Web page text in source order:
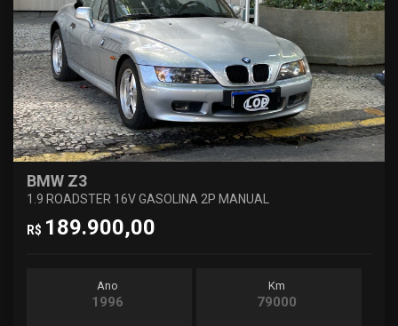
BMW Z3
1.9 ROADSTER 16V GASOLINA 2P MANUAL
R$ 189.900,00
Ano
1996
Km
79000